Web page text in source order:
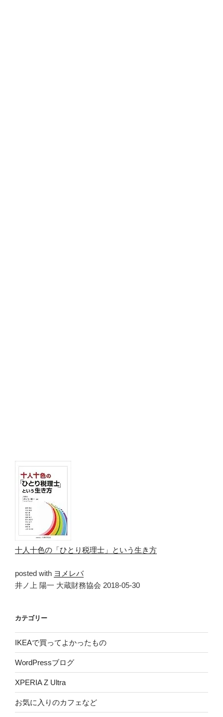
十人十色の「ひとり税理士」という生き方
posted with ヨメレバ
井ノ上 陽一 大蔵財務協会 2018-05-30
カテゴリー
IKEAで買ってよかったもの
WordPressブログ
XPERIA Z Ultra
お気に入りのカフェなど